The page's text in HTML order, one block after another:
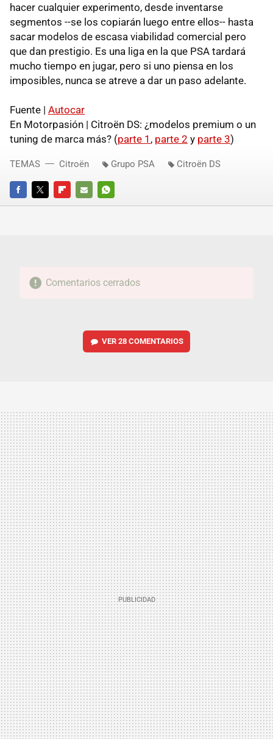
hacer cualquier experimento, desde inventarse
segmentos --se los copiarán luego entre ellos-- hasta
sacar modelos de escasa viabilidad comercial pero
que dan prestigio. Es una liga en la que PSA tardará
mucho tiempo en jugar, pero si uno piensa en los
imposibles, nunca se atreve a dar un paso adelante.
Fuente | Autocar
En Motorpasión | Citroën DS: ¿modelos premium o un
tuning de marca más? (parte 1 , parte 2 y parte 3)
FACEBOOKTWITTERFLIPBOARD
E-
WHATSAPP
TEMAS Citroën Grupo PSA Citroën DS
Comentarios cerrados
VER 28 COMENTARIOS